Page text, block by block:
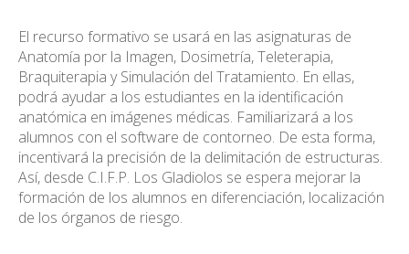
El recurso formativo se usará en las asignaturas de
Anatomía por la Imagen, Dosimetría, Teleterapia,
Braquiterapia y Simulación del Tratamiento. En ellas,
podrá ayudar a los estudiantes en la identificación
anatómica en imágenes médicas. Familiarizará a los
alumnos con el software de contorneo. De esta forma,
incentivará la precisión de la delimitación de estructuras.
Así, desde C.I.F.P. Los Gladiolos se espera mejorar la
formación de los alumnos en diferenciación, localización
de los órganos de riesgo.